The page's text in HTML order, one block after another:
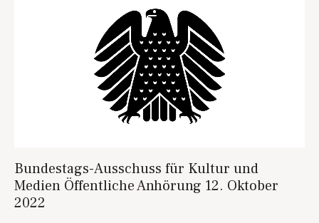
Bundestags-Ausschuss für Kultur und
Medien Öffentliche Anhörung 12. Oktober
2022